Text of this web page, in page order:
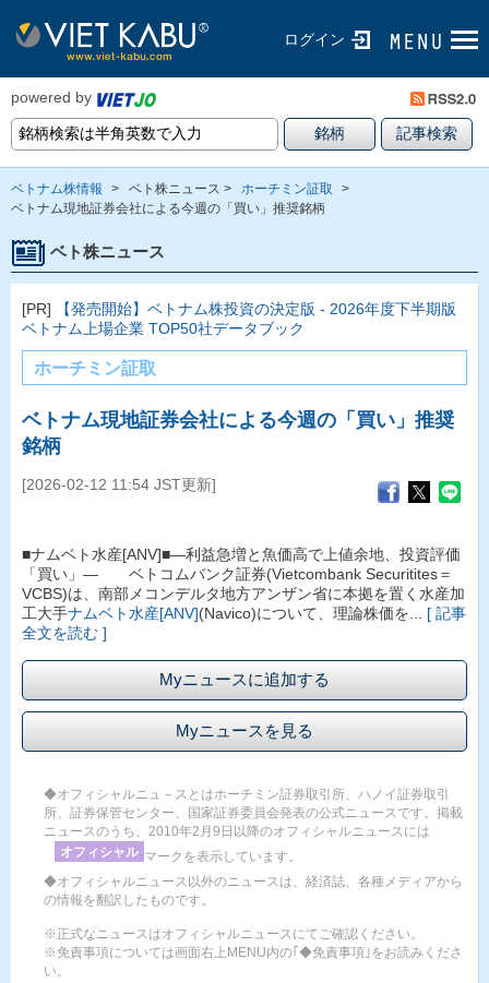
ログイン
powered by
ベトナム株情報 > ベト株ニュース > ホーチミン証取
>
ベトナム現地証券会社による今週の「買い」推奨銘柄
ベト株ニュース
[PR]
【発売開始】ベトナム株投資の決定版 - 2026年度下半期版
ベトナム上場企業 TOP50社データブック
ホーチミン証取
ベトナム現地証券会社による今週の「買い」推奨
銘柄
[2026-02-12 11:54 JST更新]
■ナムベト水産[ANV]■―利益急増と魚価高で上値余地、投資評価
「買い」― ベトコムバンク証券(Vietcombank Securitites＝
VCBS)は、南部メコンデルタ地方アンザン省に本拠を置く水産加
工大手ナムベト水産[ANV](Navico)について、理論株価を... [ 記事
全文を読む ]
Myニュースに追加する
Myニュースを見る
◆オフィシャルニュ－スとはホーチミン証券取引所、ハノイ証券取引
所、証券保管センター、国家証券委員会発表の公式ニュースです。掲載
ニュースのうち、2010年2月9日以降のオフィシャルニュースには
オフィシャル マークを表示しています。
◆オフィシャルニュース以外のニュースは、経済誌、各種メディアから
の情報を翻訳したものです。
※正式なニュースはオフィシャルニュースにてご確認ください。
※免責事項については画面右上MENU内の｢◆免責事項｣をお読みくださ
い。